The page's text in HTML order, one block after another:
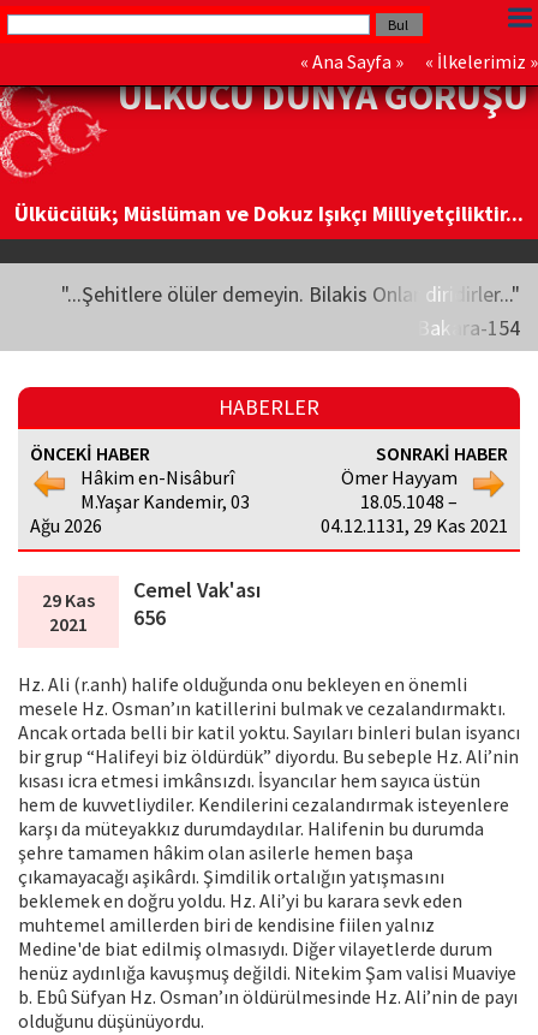
« Ana Sayfa » « İlkelerimiz »
ÜLKÜCÜ DÜNYA GÖRÜŞÜ
Ülkücülük; Müslüman ve Dokuz Işıkçı Milliyetçiliktir...
"...Şehitlere ölüler demeyin. Bilakis Onlar diridirler..."
Bakara-154
HABERLER
ÖNCEKİ HABER
Hâkim en-Nisâburî
M.Yaşar Kandemir, 03
Ağu 2026
SONRAKİ HABER
Ömer Hayyam
18.05.1048 –
04.12.1131, 29 Kas 2021
29 Kas
2021
Cemel Vak'ası
656
Hz. Ali (r.anh) halife olduğunda onu bekleyen en önemli
mesele Hz. Osman’ın katillerini bulmak ve cezalandırmaktı.
Ancak ortada belli bir katil yoktu. Sayıları binleri bulan isyancı
bir grup “Halifeyi biz öldürdük” diyordu. Bu sebeple Hz. Ali’nin
kısası icra etmesi imkânsızdı. İsyancılar hem sayıca üstün
hem de kuvvetliydiler. Kendilerini cezalandırmak isteyenlere
karşı da müteyakkız durumdaydılar. Halifenin bu durumda
şehre tamamen hâkim olan asilerle hemen başa
çıkamayacağı aşikârdı. Şimdilik ortalığın yatışmasını
beklemek en doğru yoldu. Hz. Ali’yi bu karara sevk eden
muhtemel amillerden biri de kendisine fiilen yalnız
Medine'de biat edilmiş olmasıydı. Diğer vilayetlerde durum
henüz aydınlığa kavuşmuş değildi. Nitekim Şam valisi Muaviye
b. Ebû Süfyan Hz. Osman’ın öldürülmesinde Hz. Ali’nin de payı
olduğunu düşünüyordu.